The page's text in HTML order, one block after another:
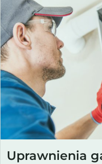
Uprawnienia